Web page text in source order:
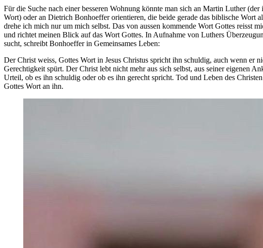
Für die Suche nach einer besseren Wohnung könnte man sich an Martin Luther
Wort) oder an Dietrich Bonhoeffer orientieren, die beide gerade das biblische Wort
drehe ich mich nur um mich selbst. Das von aussen kommende Wort Gottes reisst
und richtet meinen Blick auf das Wort Gottes. In Aufnahme von Luthers
sucht, schreibt Bonhoeffer in Gemeinsames Leben:
Der Christ weiss, Gottes Wort in Jesus Christus spricht ihn schuldig, auch wenn er
Gerechtigkeit spürt. Der Christ lebt nicht mehr aus sich selbst, aus seiner eigenen
Urteil, ob es ihn schuldig oder ob es ihn gerecht spricht. Tod und Leben des
Gottes Wort an ihn.